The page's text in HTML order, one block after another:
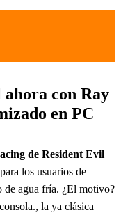
con Ray
en PC
de Resident Evil
los usuarios de
de agua fría. ¿El motivo?
la ya clásica